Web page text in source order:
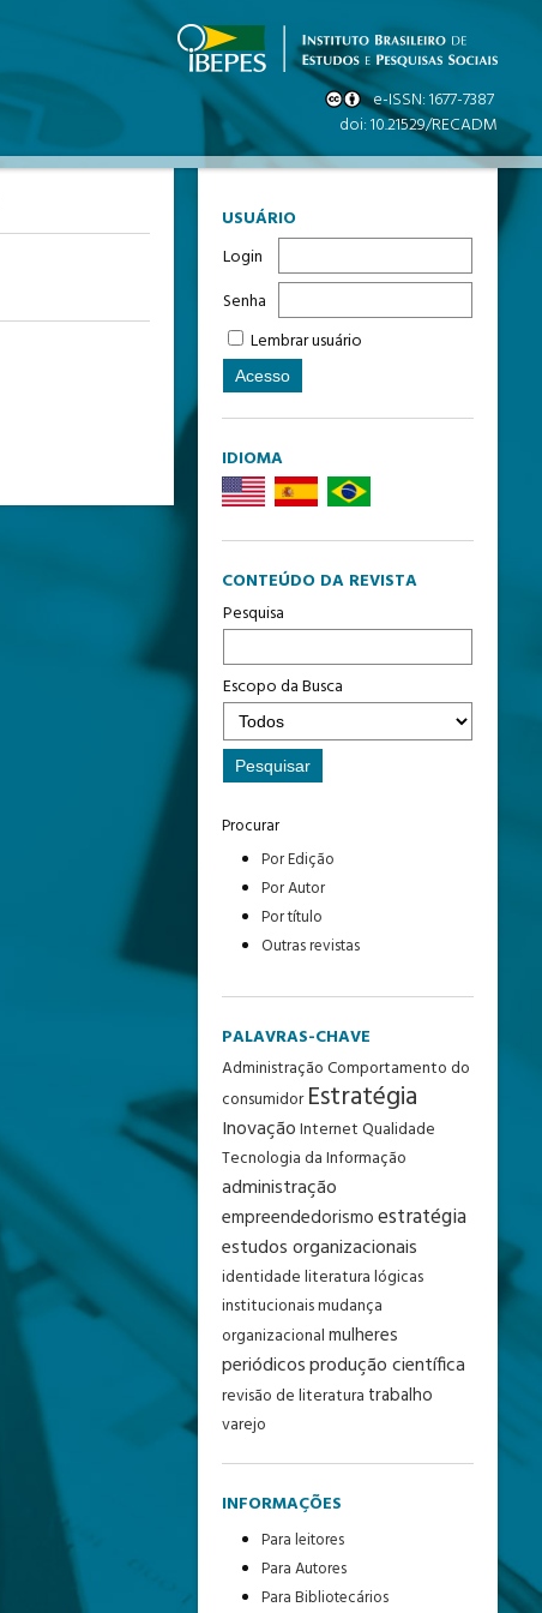
USUÁRIO
Login
Senha
Lembrar usuário
IDIOMA
CONTEÚDO DA REVISTA
Pesquisa
Escopo da Busca
Procurar
Por Edição
Por Autor
Por título
Outras revistas
PALAVRAS-CHAVE
AdministraçãoComportamento do
consumidor Estratégia
InovaçãoInternetQualidade
Tecnologia da Informação
administração
empreendedorismoestratégia
estudos organizacionais
identidadeliteraturalógicas
institucionaismudança
organizacionalmulheres
periódicosprodução científica
revisão de literatura trabalho
varejo
INFORMAÇÕES
Para leitores
Para Autores
Para Bibliotecários